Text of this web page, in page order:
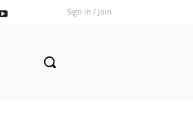
Sign in / Join